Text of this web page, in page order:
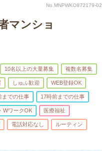
No.MNPWKO872179-02
マンショ
10名以上の大量募集 複数名募集
しゅふ歓迎 WEB登録OK
までの仕事 17時前までの仕事
WワークOK 医療福祉
電話対応なし ルーティン